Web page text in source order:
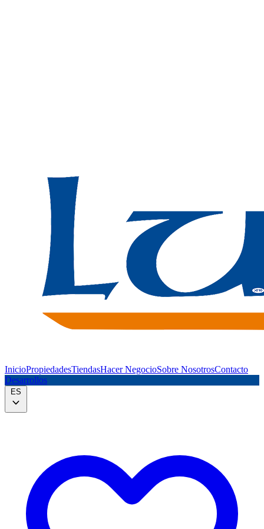
InicioPropiedadesTiendasHacer NegocioSobre NosotrosContacto
Desarrollos